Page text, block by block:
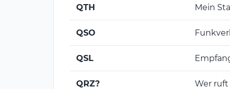
QTH Mein
QSO
QSL
QRZ? Wer ruft